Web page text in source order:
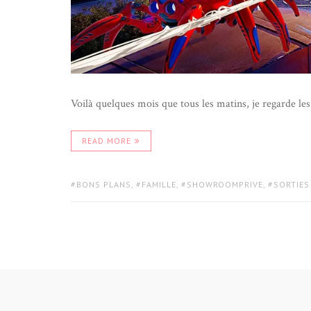
Voilà quelques mois que tous les matins, je regarde
READ MORE
TAGS:
BONS PLANS FAMILLE SHOWROOMPRIVE